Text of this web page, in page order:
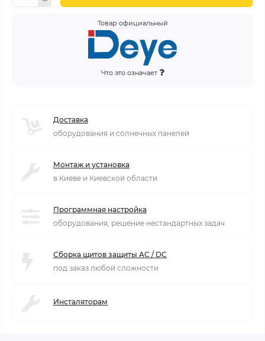
Товар официальный
Что это означает
Доставка
оборудования и солнечных панелей
Монтаж и установка
в Киеве и Киевской области
Программная настройка
оборудования, решение нестандартных задач
Сборка щитов защиты AC / DC
под заказ любой сложности
Инсталяторам